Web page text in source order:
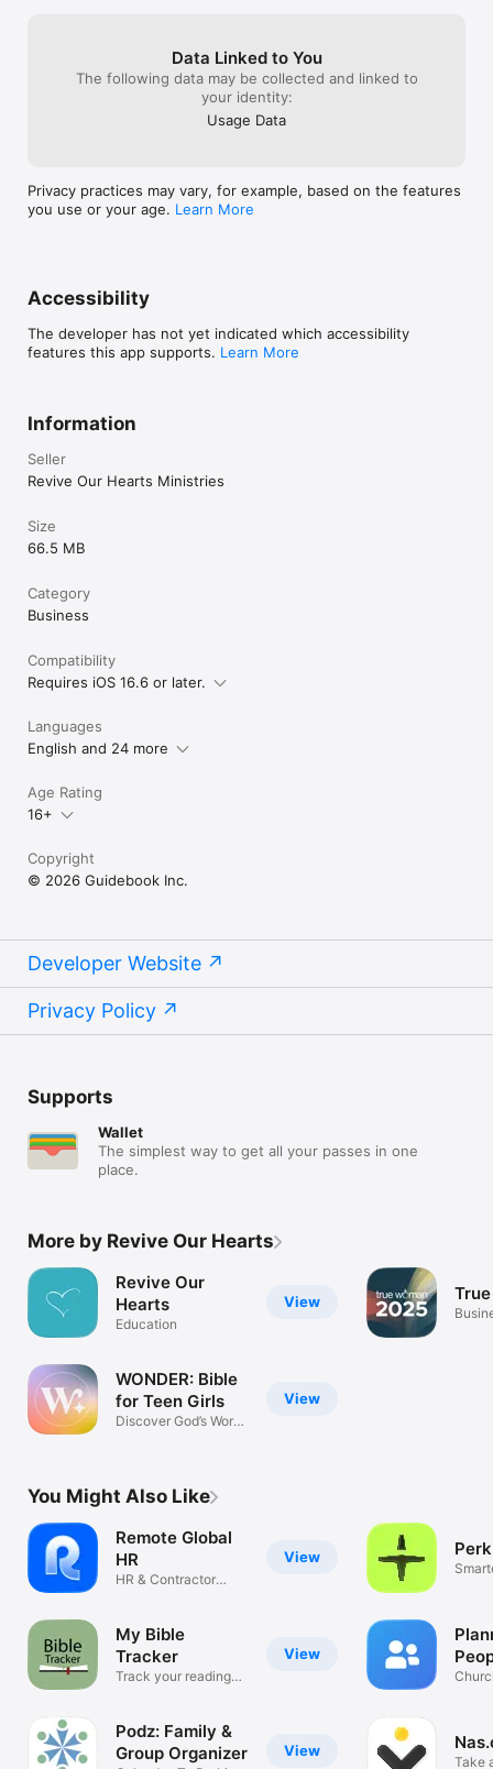
Data Linked to You
The following data may be collected and linked to
your identity:
Usage Data
Privacy practices may vary, for example, based on the features
you use or your age. Learn More
Accessibility
The developer has not yet indicated which accessibility
features this app supports. Learn More
Information
Seller
Revive Our Hearts Ministries
Size
66.5 MB
Category
Business
Compatibility
Requires iOS 16.6 or later.
Languages
English and 24 more
Age Rating
16+
Copyright
© 2026 Guidebook Inc.
Developer Website
Privacy Policy
Supports
Wallet
The simplest way to get all your passes in one
place.
More by Revive Our Hearts
View
Revive Our
Hearts
Education
View
WONDER: Bible
for Teen Girls
Discover God’s Word
You Might Also Like
View
Remote Global
HR
HR & Contractor
View
My Bible
Tracker
Track your reading
View
Podz: Family &
Group Organizer
Perk
Take